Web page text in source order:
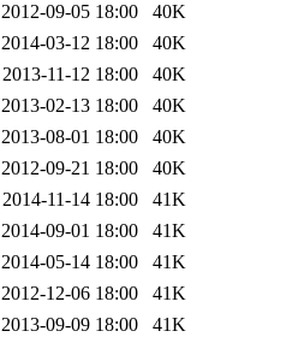
2012-09-05 18:00
40K
2014-03-12 18:00
40K
2013-11-12 18:00
40K
2013-02-13 18:00
40K
2013-08-01 18:00
40K
2012-09-21 18:00
40K
2014-11-14 18:00
41K
2014-09-01 18:00
41K
2014-05-14 18:00
41K
2012-12-06 18:00
41K
2013-09-09 18:00
41K